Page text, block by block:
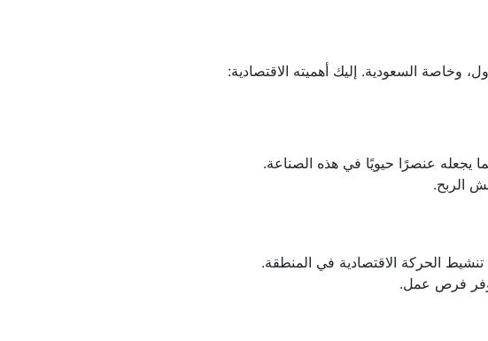
السعودية. إليك أهميته الاقتصادية:
يجعله عنصرًا حيويًا في هذه الصناعة.
الربح.
الحركة الاقتصادية في المنطقة.
فرص عمل.